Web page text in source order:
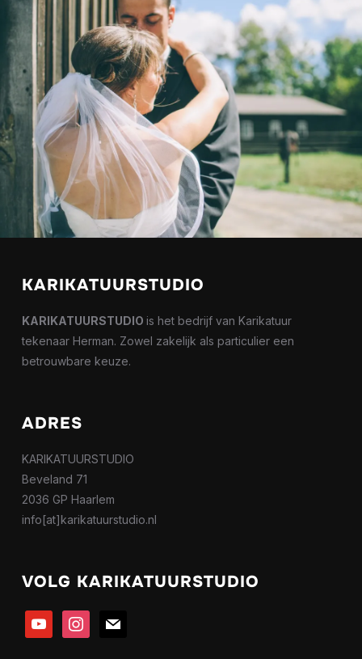
KARIKATUURSTUDIO
KARIKATUURSTUDIO is het bedrijf van Karikatuur
tekenaar Herman. Zowel zakelijk als particulier een
betrouwbare keuze.
ADRES
KARIKATUURSTUDIO
Beveland 71
2036 GP Haarlem
info[at]karikatuurstudio.nl
VOLG KARIKATUURSTUDIO